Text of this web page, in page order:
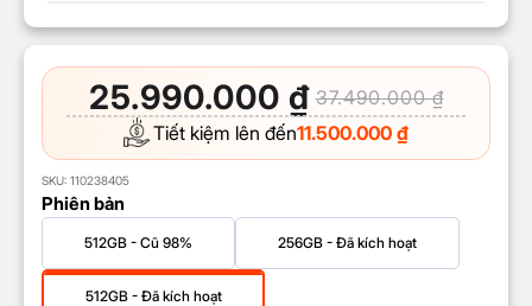
37.490.000₫
25.990.000 ₫
Tiết kiệm lên đến11.500.000 ₫
SKU: 110238405
Phiên bản
512GB - Cũ 98% 256GB - Đã kích hoạt
512GB - Đã kích hoạt